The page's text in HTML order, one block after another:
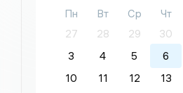
Пн Вт Ср Чт
27
28 29 30
3
4 5 6
10
11 12 13